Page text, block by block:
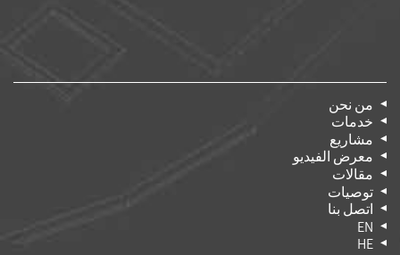
من نحن
خدمات
مشاريع
معرض الفيديو
مقالات
توصيات
اتصل بنا
EN
HE